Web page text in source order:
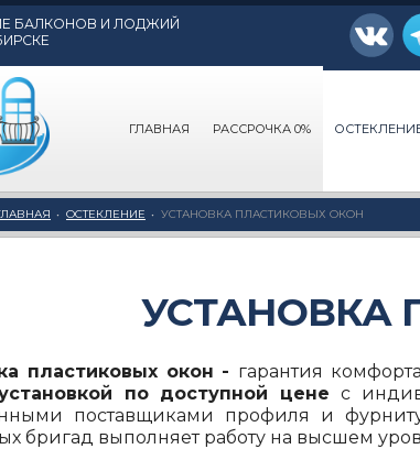
БАЛКОНОВ И ЛОДЖИЙ
ГЛАВНАЯ РАССРОЧКА 0%
ОСТЕКЛЕНИЕ УСТАНОВКА ПЛАСТИКОВЫХ ОКОН
УСТАНОВКА
пластиковых окон - гарантия
подоступной цене с
поставщиками профиля и
бригад выполняет работу на высшем